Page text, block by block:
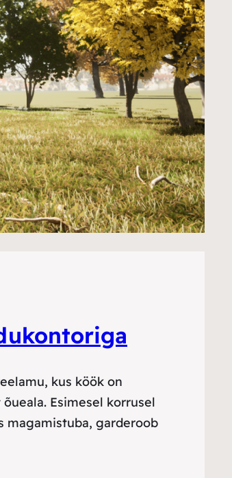
kus köök on
Esimesel korrusel
magamistuba, garderoob